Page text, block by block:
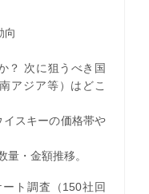
向
？ 次に狙うべき国
アジア等）はどこ
イスキーの価格帯や
・金額推移。
ト調査（150社回